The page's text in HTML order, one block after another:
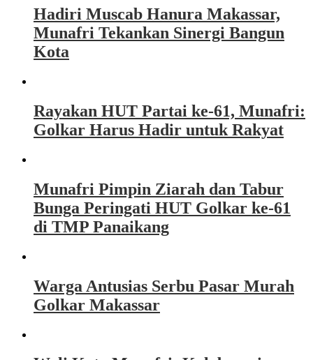
Hadiri Muscab Hanura Makassar,
Munafri Tekankan Sinergi Bangun
Kota
Rayakan HUT Partai ke-61, Munafri:
Golkar Harus Hadir untuk Rakyat
Munafri Pimpin Ziarah dan Tabur
Bunga Peringati HUT Golkar ke-61
di TMP Panaikang
Warga Antusias Serbu Pasar Murah
Golkar Makassar